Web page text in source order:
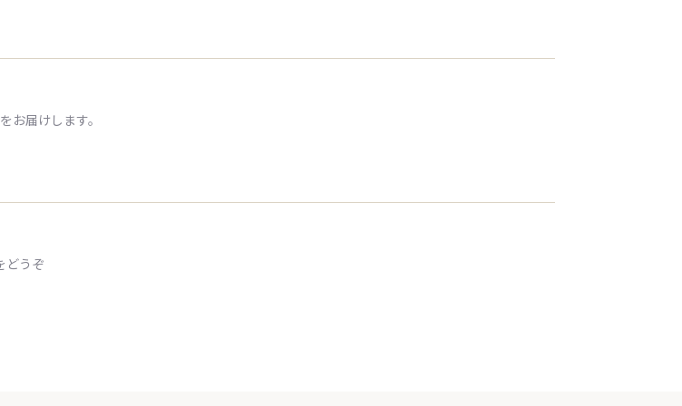
お届けします。
どうぞ